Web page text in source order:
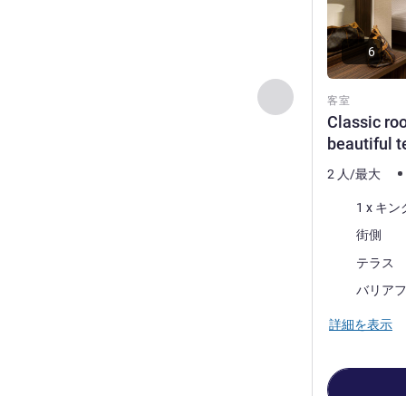
前に戻る - 客室
客室
Classic
beautiful
6
2 人/最大
1 x キン
ビュー:街側
ほとんどの宿
テラス
バリア
詳細を表示